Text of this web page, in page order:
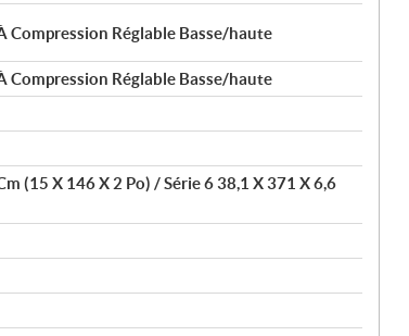
Réglable Basse/haute
Réglable Basse/haute
(15 X 146 X 2 Po) / Série 6 38,1 X 371 X 6,6